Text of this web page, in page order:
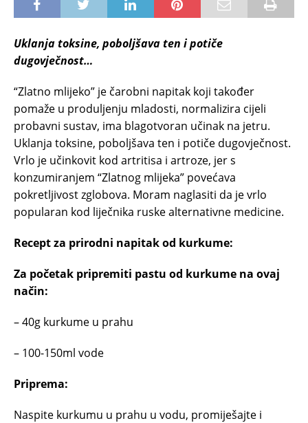
Uklanja toksine, poboljšava ten i potiče
dugovječnost…
“Zlatno mlijeko” je čarobni napitak koji također
pomaže u produljenju mladosti, normalizira cijeli
probavni sustav, ima blagotvoran učinak na jetru.
Uklanja toksine, poboljšava ten i potiče dugovječnost.
Vrlo je učinkovit kod artritisa i artroze, jer s
konzumiranjem “Zlatnog mlijeka” povećava
pokretljivost zglobova. Moram naglasiti da je vrlo
popularan kod liječnika ruske alternativne medicine.
Recept za prirodni napitak od kurkume:
Za početak pripremiti pastu od kurkume na ovaj
način:
– 40g kurkume u prahu
– 100-150ml vode
Priprema:
Naspite kurkumu u prahu u vodu, promiješajte i